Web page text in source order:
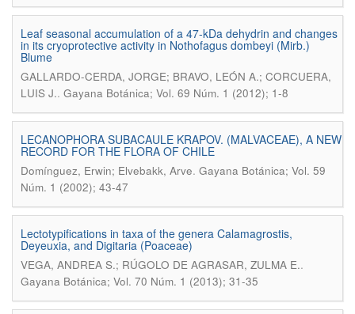
Leaf seasonal accumulation of a 47-kDa dehydrin and changes
in its cryoprotective activity in Nothofagus dombeyi (Mirb.)
Blume
GALLARDO-CERDA, JORGE; BRAVO, LEÓN A.; CORCUERA,
LUIS J.. Gayana Botánica; Vol. 69 Núm. 1 (2012); 1-8
LECANOPHORA SUBACAULE KRAPOV. (MALVACEAE), A NEW
RECORD FOR THE FLORA OF CHILE
Domínguez, Erwin; Elvebakk, Arve. Gayana Botánica; Vol. 59
Núm. 1 (2002); 43-47
Lectotypifications in taxa of the genera Calamagrostis,
Deyeuxia, and Digitaria (Poaceae)
VEGA, ANDREA S.; RÚGOLO DE AGRASAR, ZULMA E..
Gayana Botánica; Vol. 70 Núm. 1 (2013); 31-35